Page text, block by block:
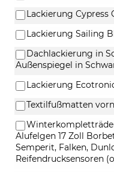
Lackierung Cypress
Lackierung Sailing
Dachlackierung in
Außenspiegel in
Lackierung
Textilfußmatten
Alufelgen 17 Zoll
Semperit, Falken,
Reifendrucksensoren